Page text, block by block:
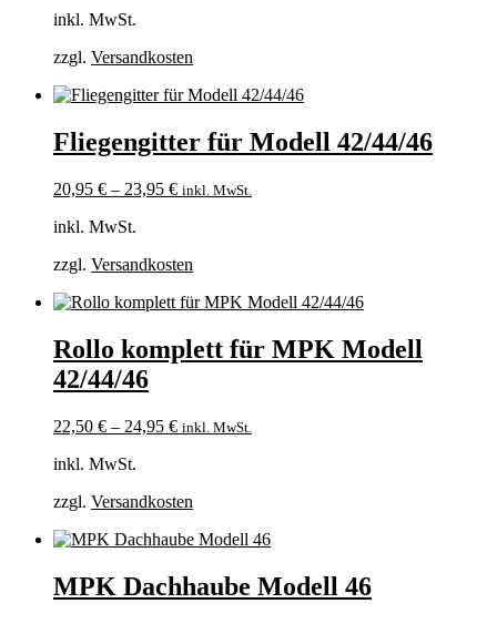
inkl. MwSt.
zzgl. Versandkosten
Fliegengitter für Modell 42/44/46
20,95 € – 23,95 € inkl. MwSt.
inkl. MwSt.
zzgl. Versandkosten
Rollo komplett für MPK Modell
42/44/46
22,50 € – 24,95 € inkl. MwSt.
inkl. MwSt.
zzgl. Versandkosten
MPK Dachhaube Modell 46